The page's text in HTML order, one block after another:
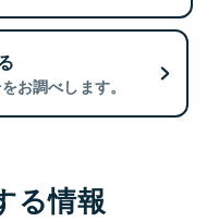
お調べします。
る情報